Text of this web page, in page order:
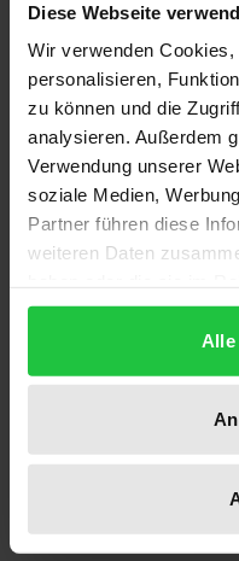
Diese Webseite
Wir verwenden
personalisieren,
zu können und die
analysieren. Außerdem
Verwendung unserer
soziale Medien,
Partner führen diese
weiteren Daten
gesammelt haben.
Alle
Auflage
1
ISBN
978-3-7930-9163-9
Untertitel
Abhandlungen über
Erscheinungsdatum